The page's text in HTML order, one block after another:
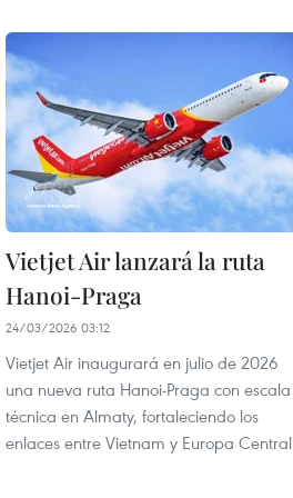
Vietjet Air lanzará la ruta
Hanoi-Praga
24/03/2026 03:12
Vietjet Air inaugurará en julio de 2026
una nueva ruta Hanoi-Praga con escala
técnica en Almaty, fortaleciendo los
enlaces entre Vietnam y Europa